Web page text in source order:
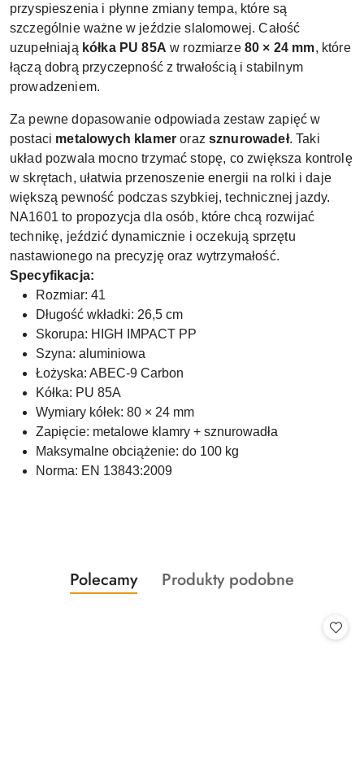
przyspieszenia i płynne zmiany tempa, które są
szczególnie ważne w jeździe slalomowej. Całość
uzupełniają kółka PU 85A w rozmiarze 80 × 24 mm, które
łączą dobrą przyczepność z trwałością i stabilnym
prowadzeniem.
Za pewne dopasowanie odpowiada zestaw zapięć w
postaci metalowych klamer oraz sznurowadeł. Taki
układ pozwala mocno trzymać stopę, co zwiększa kontrolę
w skrętach, ułatwia przenoszenie energii na rolki i daje
większą pewność podczas szybkiej, technicznej jazdy.
NA1601 to propozycja dla osób, które chcą rozwijać
technikę, jeździć dynamicznie i oczekują sprzętu
nastawionego na precyzję oraz wytrzymałość.
Specyfikacja:
Rozmiar: 41
Długość wkładki: 26,5 cm
Skorupa: HIGH IMPACT PP
Szyna: aluminiowa
Łożyska: ABEC-9 Carbon
Kółka: PU 85A
Wymiary kółek: 80 × 24 mm
Zapięcie: metalowe klamry + sznurowadła
Maksymalne obciążenie: do 100 kg
Norma: EN 13843:2009
Pomiń karuzelę produktów
Produkty
o
Polecamy
Produkty
Produkty podobne